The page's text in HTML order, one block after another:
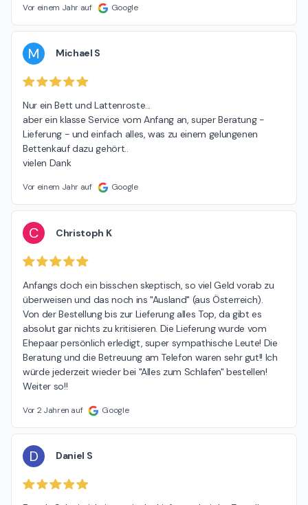
Vor einem Jahr auf Google
M Michael S
Nur ein Bett und Lattenroste...
aber ein klasse Service vom Anfang an, super Beratung -
Lieferung - und einfach alles, was zu einem gelungenen
Bettenkauf dazu gehört..
vielen Dank
Vor einem Jahr auf Google
C Christoph K
Anfangs doch ein bisschen skeptisch, so viel Geld vorab zu
überweisen und das noch ins "Ausland" (aus Österreich).
Von der Bestellung bis zur Lieferung alles Top, da gibt es
absolut gar nichts zu kritisieren. Die Lieferung wurde vom
Ehepaar persönlich erledigt, super sympathische Leute! Die
Beratung und die Betreuung am Telefon waren sehr gut!! Ich
würde jederzeit wieder bei "Alles zum Schlafen" bestellen!
Weiter so!!
Vor 2 Jahren auf Google
D Daniel S